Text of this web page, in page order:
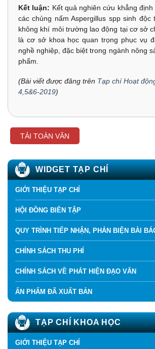
Kết luận: Kết quả nghiên cứu khẳng
các chủng nấm Aspergillus spp sinh độc
không khí môi trường lao động tại cơ sở
là cơ sở khoa học quan trọng phục vụ
nghề nghiệp, đặc biệt trong ngành nông
phẩm.
(Bài viết được đăng trên Tạp chí Hoạt
4,5&6-2019)
TẢI TOÀN VĂN
WIDGET TẠP CHÍ
GIỚI THIỆU TẠP CHÍ
HỘI ĐỒNG BIÊN TẬP
QUY TRÌNH TIẾP NHẬN, PHẢN BIỆN BÀI
CHÍNH SÁCH THU PHÍ
CHÍNH SÁCH VỀ PHÁT HIỆN ĐẠO VĂN
ẤN PHẨM ĐÃ XUẤT BẢN
TẠP CHÍ KHOA HỌC
GIỚI THIỆU TẠP CHÍ